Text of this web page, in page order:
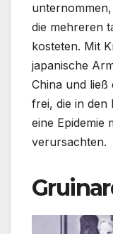
die mehreren
kosteten. Mit
japanische
China und ließ
frei, die in den
eine Epidemie
verursachten.